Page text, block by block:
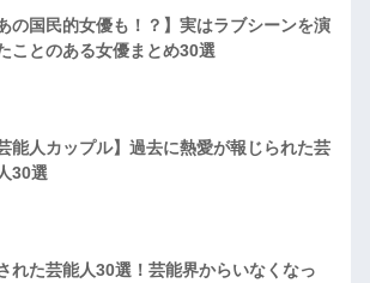
あの国民的女優も！？】実はラブシーンを演
ことのある女優まとめ30選
芸能人カップル】過去に熱愛が報じられた芸
30選
れた芸能人30選！芸能界からいなくなっ